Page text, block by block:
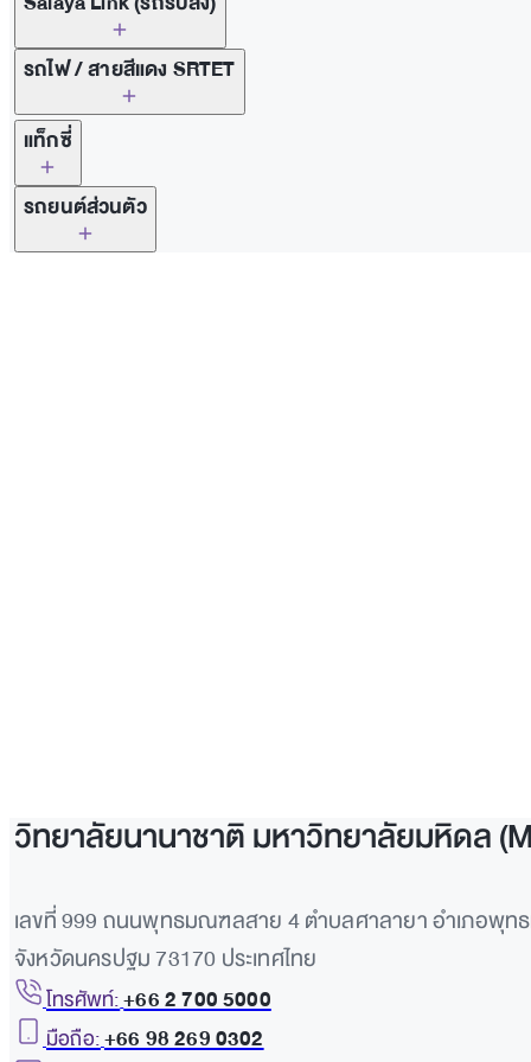
รถไฟ / สายสีแดง SRTET
Thonburi Train Station / Bangkok Train Station (Hua
Thonburi Train Station / Bang Sue Grand Station
แท็กซี่
รถยนต์ส่วนตัว
วิทยาลัยนานาชาติ มหาวิทยาลัยมหิดล
เลขที่ 999 ถนนพุทธมณฑลสาย 4 ตำบลศาลายา อำเภอพุ
จังหวัดนครปฐม 73170 ประเทศไทย
โทรศัพท์:+66 2 700 5000
มือถือ:+66 98 269 0302